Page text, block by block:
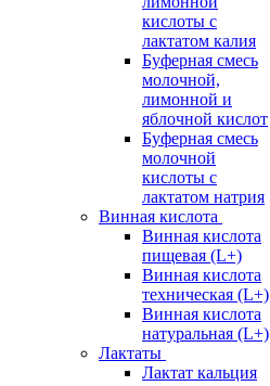
кислоты с
лактатом калия
Буферная смесь
молочной,
лимонной и
яблочной кислот
Буферная смесь
молочной
кислоты с
лактатом натрия
Винная кислота
Винная кислота
пищевая (L+)
Винная кислота
техническая (L+)
Винная кислота
натуральная (L+)
Лактаты
Лактат кальция